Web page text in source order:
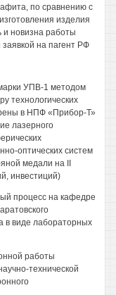
по сравнению с
изделия
и новизна работы
на пагент РФ
УПВ-1 методом
технологических
в НПФ «Прибор-Т»
лазерного
оптических систем
медали на II
инвестиций)
процесс на кафедре
в виде лабораторных
работы
технической